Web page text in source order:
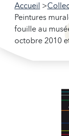
Accueil
Peintures
fouille au
octobre 2010